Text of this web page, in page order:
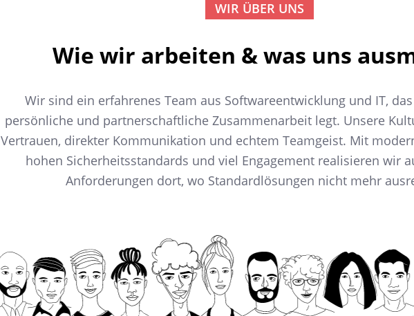
WIR ÜBER UNS
Wie wir arbeiten & was uns
Wir sind ein erfahrenes Team aus Softwareentwicklung und IT,
persönliche und partnerschaftliche Zusammenarbeit legt. Unsere
Vertrauen, direkter Kommunikation und echtem Teamgeist. Mit
hohen Sicherheitsstandards und viel Engagement realisieren wir
Anforderungen dort, wo Standardlösungen nicht mehr